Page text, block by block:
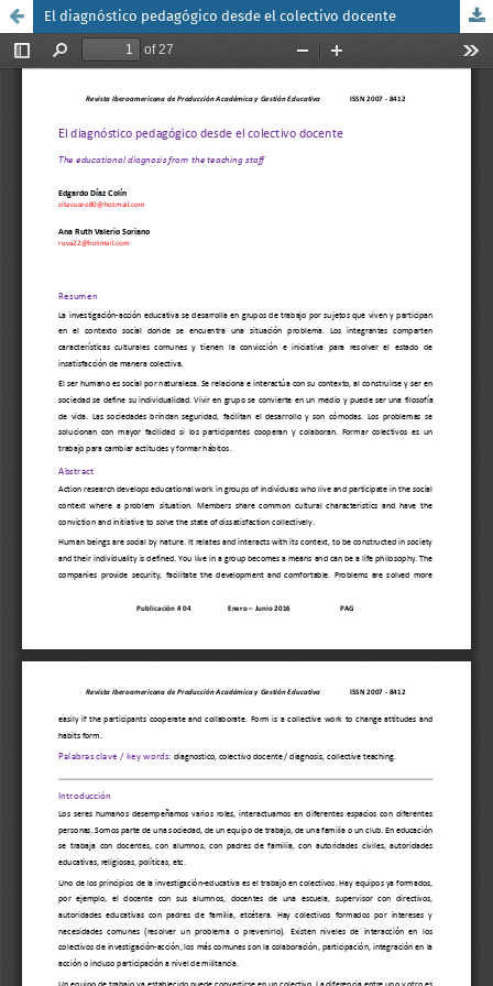
El diagnóstico pedagógico desde el colectivo docente